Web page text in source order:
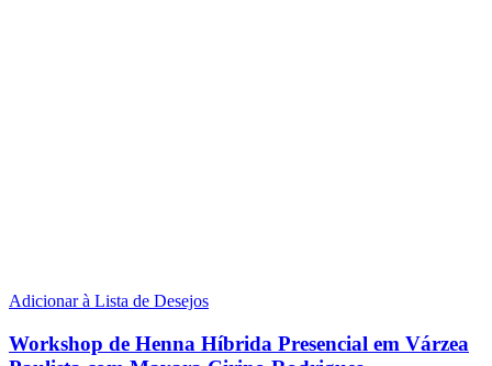
Adicionar à Lista de Desejos
Workshop de Henna Híbrida Presencial em Várzea